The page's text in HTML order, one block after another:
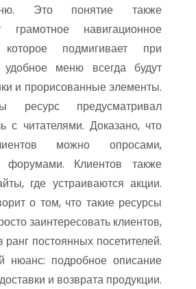
Это понятие также
грамотное навигационное
подмигивает при
меню всегда будут
и прорисованные элементы.
ресурс предусматривал
с читателями. Доказано, что
можно опросами,
форумами. Клиентов также
где устраиваются акции.
о том, что такие ресурсы
заинтересовать клиентов,
ранг постоянных посетителей.
нюанс: подробное описание
и возврата продукции.